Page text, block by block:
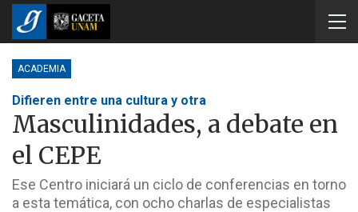
ACADEMIA
Difieren entre una cultura y otra
Masculinidades, a debate en
el CEPE
Ese Centro iniciará un ciclo de conferencias en torno
a esta temática, con ocho charlas de especialistas